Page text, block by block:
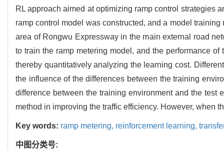
RL approach aimed at optimizing ramp control strategies
ramp control model was constructed, and a model
area of Rongwu Expressway in the main external road
to train the ramp metering model, and the performance
thereby quantitatively analyzing the learning cost.
the influence of the differences between the training
difference between the training environment and the test
method in improving the traffic efficiency. However, when
Key words: ramp metering, reinforcement learning,
中图分类号: